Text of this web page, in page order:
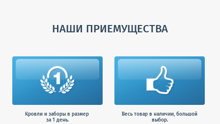
НАШИ ПРИЕМУЩЕСТВА
Кровли и заборы в размер
за 1 день.
Весь товар в наличии, большой
выбор.